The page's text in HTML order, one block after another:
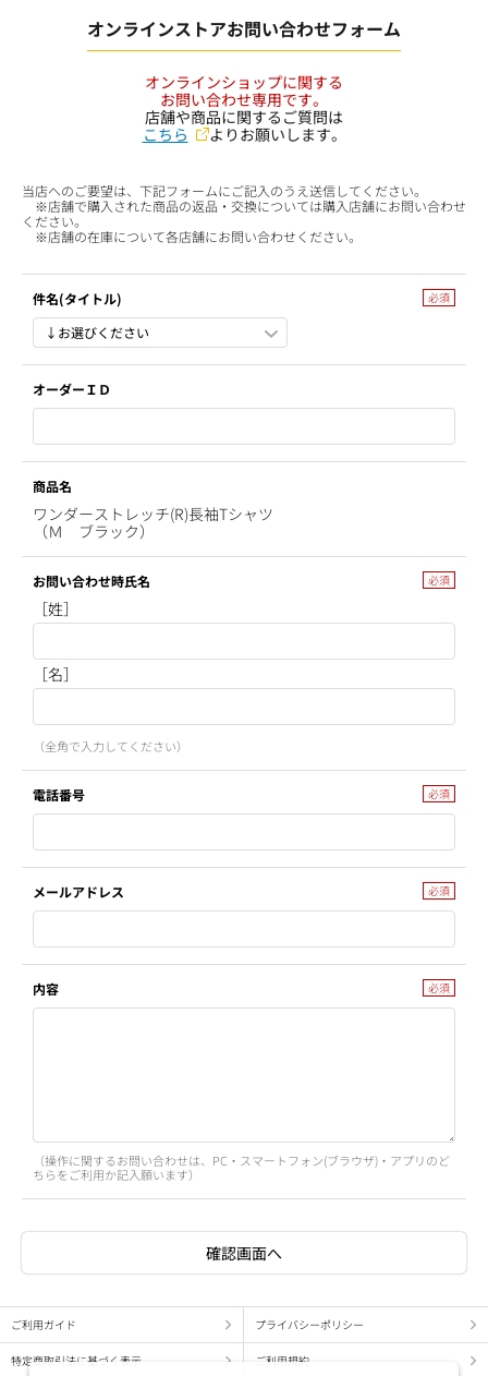
オンラインストアお問い合わせフォーム
オンラインショップに関する
お問い合わせ専用です。
店舗や商品に関するご質問は
こちら
よりお願いします。
当店へのご要望は、下記フォームにご記入のうえ送信してください。
※店舗で購入された商品の返品・交換については購入店舗にお問い合わせ
ください。
※店舗の在庫について各店舗にお問い合わせください。
件名(タイトル)
オーダーＩＤ
商品名
ワンダーストレッチ(R)長袖Tシャツ
（Ｍ ブラック）
お問い合わせ時氏名
［姓］
［名］
（全角で入力してください）
電話番号
メールアドレス
内容
（操作に関するお問い合わせは、PC・スマートフォン(ブラウザ)・アプリのど
ちらをご利用か記入願います）
ご利用ガイド プライバシーポリシー
特定商取引法に基づく表示 ご利用規約